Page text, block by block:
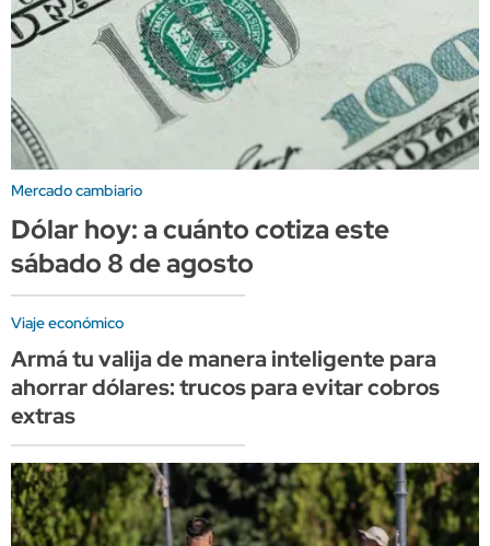
Mercado cambiario
Dólar hoy: a cuánto cotiza este
sábado 8 de agosto
Viaje económico
Armá tu valija de manera inteligente para
ahorrar dólares: trucos para evitar cobros
extras